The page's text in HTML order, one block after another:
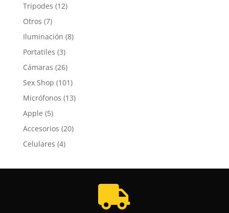
Tripodes (12)
Otros (7)
Iluminación (8)
Portatiles (3)
Cámaras (26)
Sex Shop (101)
Micrófonos (13)
Apple (5)
Accesorios (20)
Celulares (4)
